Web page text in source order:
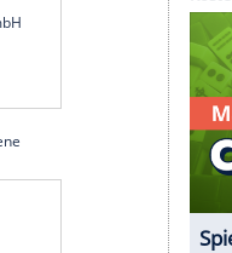
"Eine Legende
den geschätzten
buckelnd und
Zangel".
Zangel posiert:
Partner, ein
auf